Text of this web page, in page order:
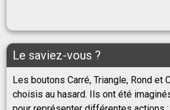
Le saviez-vous ?
Les boutons Carré, Triangle, Rond et
choisis au hasard. Ils ont été